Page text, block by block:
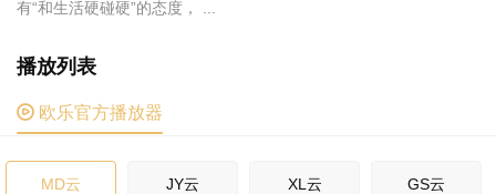
有“和生活硬碰硬”的态度， ...
播放列表
 欧乐官方播放器
MD云 JY云 XL云 GS云